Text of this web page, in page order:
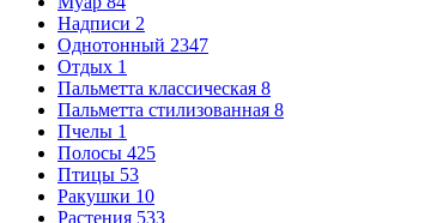
Надписи 2
Однотонный 2347
Отдых 1
Пальметта классическая 8
Пальметта стилизованная 8
Пчелы 1
Полосы 425
Птицы 53
Ракушки 10
Растения 533